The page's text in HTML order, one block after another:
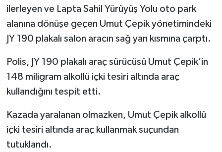
ilerleyen ve Lapta Sahil Yürüyüş Yolu oto park
alanına dönüşe geçen Umut Çepik yönetimindeki
JY 190 plakalı salon aracın sağ yan kısmına çarptı.
Polis, JY 190 plakalı araç sürücüsü Umut Çepik’in
148 miligram alkollü içki tesiri altında araç
kullandığını tespit etti.
Kazada yaralanan olmazken, Umut Çepik alkollü
içki tesiri altında araç kullanmak suçundan
tutuklandı.